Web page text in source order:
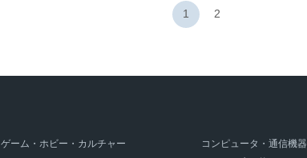
1 2
ゲーム・ホビー・カルチャー コンピュータ・通信機器